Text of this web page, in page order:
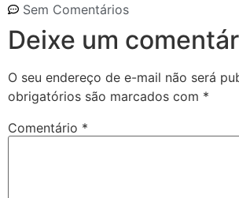
Sem Comentários
Deixe um
O seu endereço de e-mail não será
obrigatórios são marcados com *
Comentário *